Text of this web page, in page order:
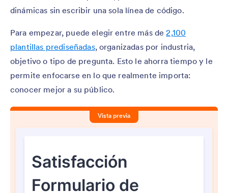
dinámicas sin escribir una sola línea de código.
Para empezar, puede elegir entre más de2,100
plantillas prediseñadas, organizadas por industria,
objetivo o tipo de pregunta. Esto le ahorra tiempo y le
permite enfocarse en lo que realmente importa:
conocer mejor a su público.